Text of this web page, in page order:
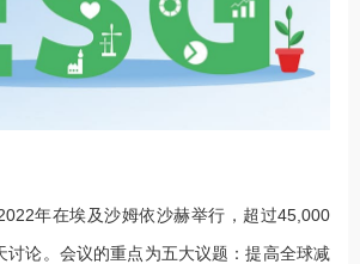
年在埃及沙姆依沙赫举行，超过45,000
讨论。会议的重点为五大议题：提高全球减